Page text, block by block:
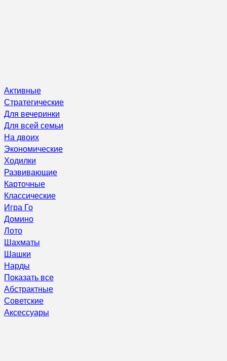
Активные
Стратегические
Для вечеринки
Для всей семьи
На двоих
Экономические
Ходилки
Развивающие
Карточные
Классические
Игра Го
Домино
Лото
Шахматы
Шашки
Нарды
Показать все
Абстрактные
Советские
Аксессуары